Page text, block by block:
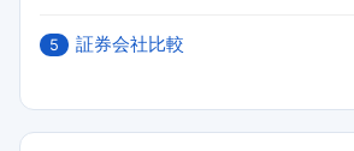
5 証券会社比較